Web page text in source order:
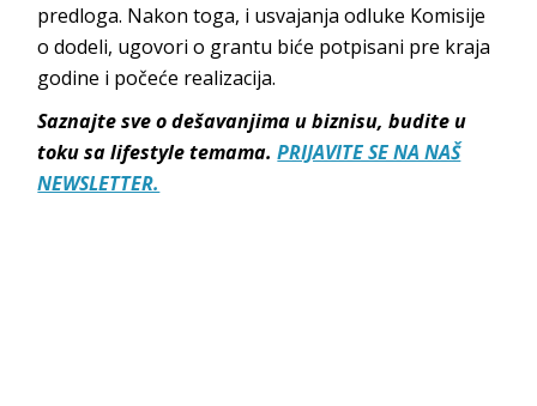
predloga. Nakon toga, i usvajanja odluke Komisije
o dodeli, ugovori o grantu biće potpisani pre kraja
godine i počeće realizacija.
Saznajte sve o dešavanjima u biznisu, budite u
toku sa lifestyle temama.PRIJAVITE SE NA NAŠ
NEWSLETTER.